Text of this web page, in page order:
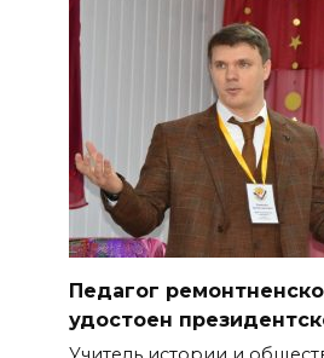
Педагог
удостоен